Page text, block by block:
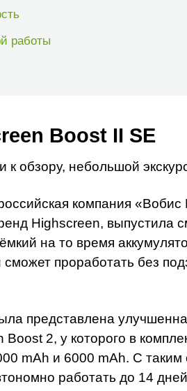
работы
Boost II SE
к обзору, небольшой
компания «Вобис
Highscreen, выпустила
на то время
проработать без
представлена
2, у которого в
mAh и 6000 mAh. С таким
работать до 14